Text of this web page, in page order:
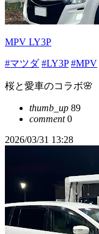
MPV LY3P
#マツダ #LY3P #MPV
桜と愛車のコラボ🌸
thumb_up 89
comment0
2026/03/31 13:28